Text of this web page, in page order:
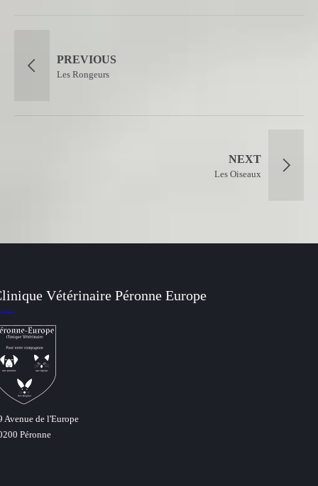
PREVIOUS
Les Rongeurs
NEXT
Les Oiseaux
Vétérinaire Péronne Europe
Avenue de l'Europe
Péronne